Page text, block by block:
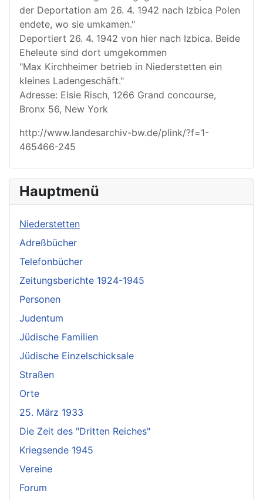
der Deportation am 26. 4. 1942 nach Izbica Polen
endete, wo sie umkamen."
Deportiert 26. 4. 1942 von hier nach Izbica. Beide
Eheleute sind dort umgekommen
"Max Kirchheimer betrieb in Niederstetten ein
kleines Ladengeschäft."
Adresse: Elsie Risch, 1266 Grand concourse,
Bronx 56, New York
http://www.landesarchiv-bw.de/plink/?f=1-
465466-245
Hauptmenü
Niederstetten
Adreßbücher
Telefonbücher
Zeitungsberichte 1924-1945
Personen
Judentum
Jüdische Familien
Jüdische Einzelschicksale
Straßen
Orte
25. März 1933
Die Zeit des "Dritten Reiches"
Kriegsende 1945
Vereine
Forum